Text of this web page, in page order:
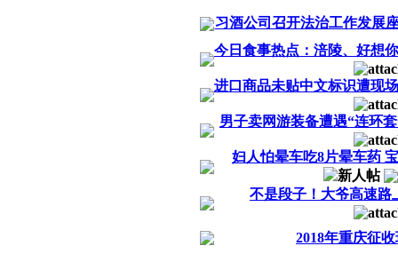
习酒公司召开法治工作发展
今日食事热点：涪陵、好想
进口商品未贴中文标识遭现
男子卖网游装备遭遇“连环
妇人怕晕车吃8片晕车药
不是段子！大爷高速路
2018年重庆征